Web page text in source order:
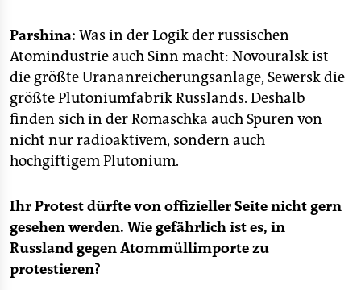
Parshina: Was in der Logik der russischen
Atomindustrie auch Sinn macht: Novouralsk ist
die größte Urananreicherungsanlage, Sewersk die
größte Plutoniumfabrik Russlands. Deshalb
finden sich in der Romaschka auch Spuren von
nicht nur radioaktivem, sondern auch
hochgiftigem Plutonium.
Ihr Protest dürfte von offizieller Seite nicht gern
gesehen werden. Wie gefährlich ist es, in
Russland gegen Atommüllimporte zu
protestieren?